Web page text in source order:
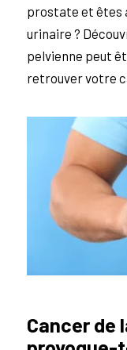
prostate et êtes
urinaire ?
pelvienne peut
retrouver votre
Cancer de